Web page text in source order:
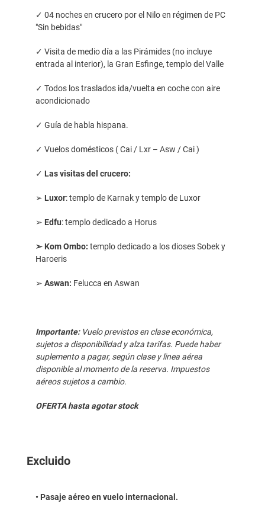
✓ 04 noches en crucero por el Nilo en régimen de PC
"Sin bebidas"
✓ Visita de medio día a las Pirámides (no incluye
entrada al interior), la Gran Esfinge, templo del Valle
✓ Todos los traslados ida/vuelta en coche con aire
acondicionado
✓ Guía de habla hispana.
✓ Vuelos domésticos ( Cai / Lxr – Asw / Cai )
✓ Las visitas del crucero:
➢ Luxor: templo de Karnak y templo de Luxor
➢ Edfu: templo dedicado a Horus
➢ Kom Ombo: templo dedicado a los dioses Sobek y
Haroeris
➢ Aswan: Felucca en Aswan
Importante: Vuelo previstos en clase económica,
sujetos a disponibilidad y alza tarifas. Puede haber
suplemento a pagar, según clase y linea aérea
disponible al momento de la reserva. Impuestos
aéreos sujetos a cambio.
OFERTA hasta agotar stock
Excluido
• Pasaje aéreo en vuelo internacional.